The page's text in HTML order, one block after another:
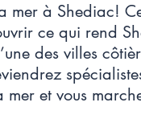
mer à Shediac!
ce qui rend
des villes
et vous